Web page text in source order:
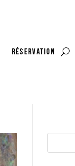
RÉSERVATION